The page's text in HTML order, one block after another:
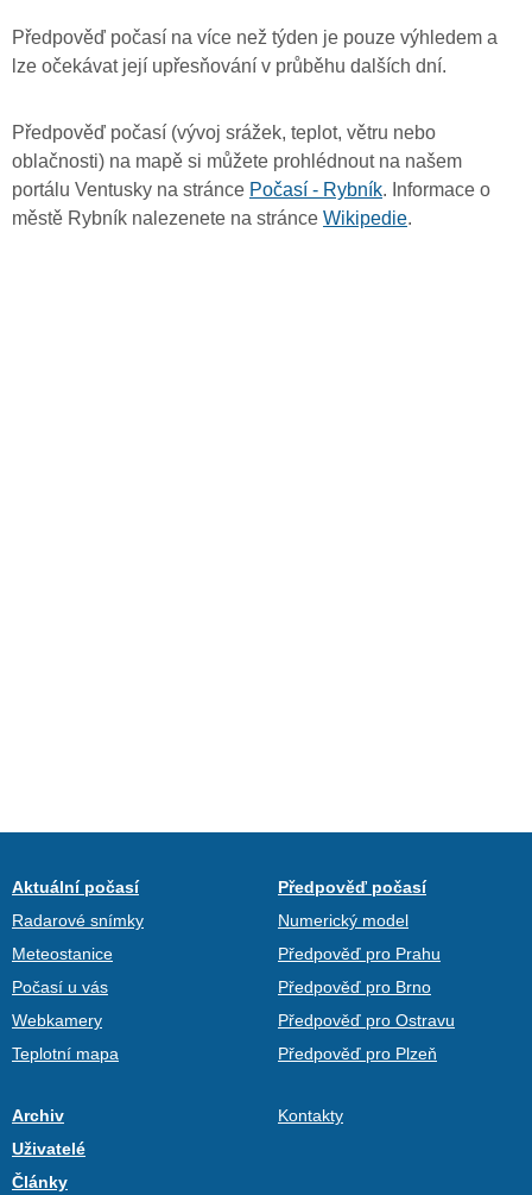
Předpověď počasí na více než týden je pouze výhledem a
lze očekávat její upřesňování v průběhu dalších dní.
Předpověď počasí (vývoj srážek, teplot, větru nebo
oblačnosti) na mapě si můžete prohlédnout na našem
portálu Ventusky na stránce Počasí - Rybník. Informace o
městě Rybník nalezenete na stránce Wikipedie.
Aktuální počasí
Radarové snímky
Meteostanice
Počasí u vás
Webkamery
Teplotní mapa
Předpověď počasí
Numerický model
Předpověď pro Prahu
Předpověď pro Brno
Předpověď pro Ostravu
Předpověď pro Plzeň
Archiv
Uživatelé
Články
Kontakty